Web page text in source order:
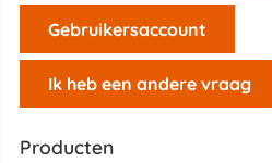
Gebruikersaccount
Ik heb een andere vraag
Producten